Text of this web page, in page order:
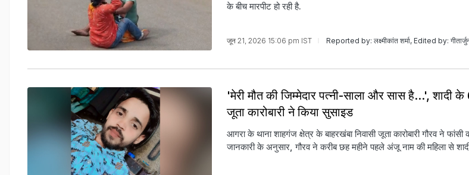
के बीच मारपीट हो रही है.
जून 21, 2026 15:06 pm IST Reported by: लक्ष्मीकांत शर्मा, Edited by:
'मेरी मौत की ज‍िम्‍मेदार पत्नी-साला और सास है...', शादी
जूता कारोबारी ने क‍िया सुसाइड
आगरा के थाना शाहगंज क्षेत्र के बाहरखंबा निवासी जूता कारोबारी गौरव ने
जानकारी के अनुसार, गौरव ने करीब छह महीने पहले अंजू नाम की महिला से